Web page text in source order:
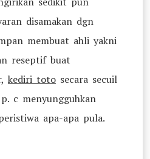
disamakan dgn
membuat ahli yakni
reseptif buat
kediri toto secara secuil
c menyungguhkan
apa-apa pula.